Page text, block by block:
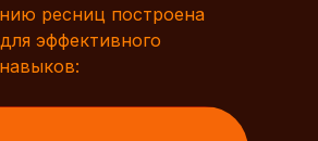
ресниц построена
эффективного